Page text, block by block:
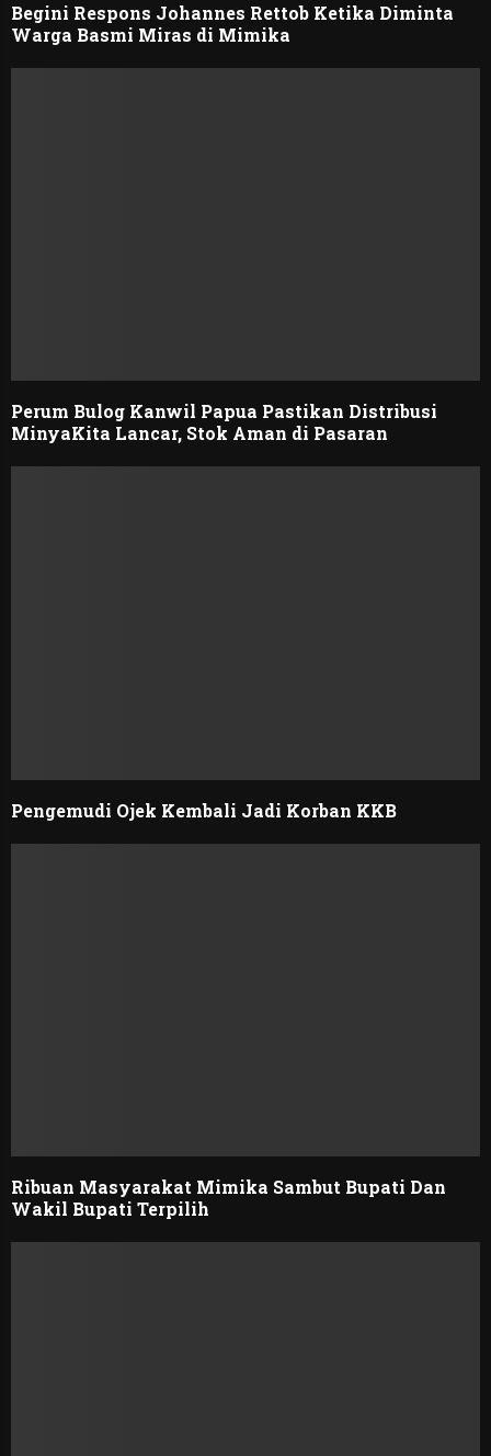
Begini Respons Johannes Rettob Ketika Diminta
Warga Basmi Miras di Mimika
Perum Bulog Kanwil Papua Pastikan Distribusi
MinyaKita Lancar, Stok Aman di Pasaran
Pengemudi Ojek Kembali Jadi Korban KKB
Ribuan Masyarakat Mimika Sambut Bupati Dan
Wakil Bupati Terpilih